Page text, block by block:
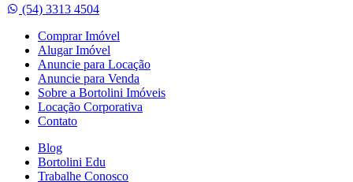
Whatsapp
(54) 3313 4504
Comprar Imóvel
Alugar Imóvel
Anuncie para Locação
Anuncie para Venda
Sobre a Bortolini Imóveis
Locação Corporativa
Contato
Blog
Bortolini Edu
Trabalhe Conosco